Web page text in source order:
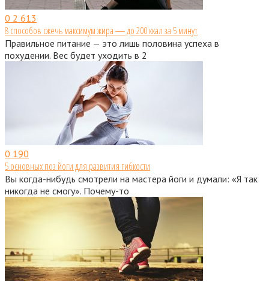
0 2 613
8 способов сжечь максимум жира — до 200 ккал за 5 минут
Правильное питание — это лишь половина успеха в
похудении. Вес будет уходить в 2
0 190
5 основных поз йоги для развития гибкости
Вы когда-нибудь смотрели на мастера йоги и думали: «Я так
никогда не смогу». Почему-то